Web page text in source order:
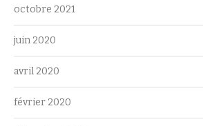
octobre 2021
juin 2020
avril 2020
février 2020